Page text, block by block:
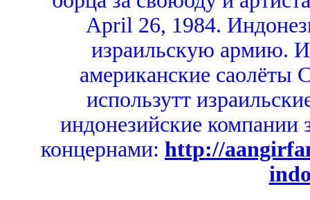
April 26, 1984.
израильскую армию.
американские саолёты
использутт
индонезийские компании
концернами: http://